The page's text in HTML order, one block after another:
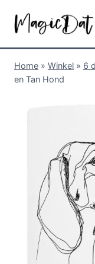
Home » Winkel » 6
en Tan Hond